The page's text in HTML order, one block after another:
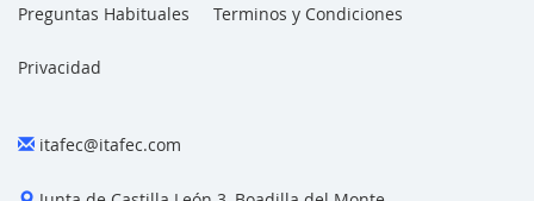
Preguntas Habituales Terminos y Condiciones
Privacidad
itafec@itafec.com